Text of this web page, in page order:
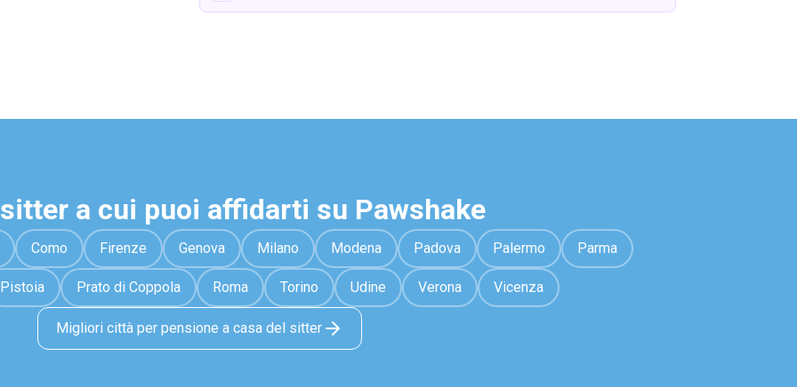
a cui puoi affidarti su Pawshake
Como Firenze Genova Milano Modena Padova Palermo Parma
Pistoia Prato di Coppola Roma Torino Udine Verona Vicenza
Migliori città per pensione a casa del sitter